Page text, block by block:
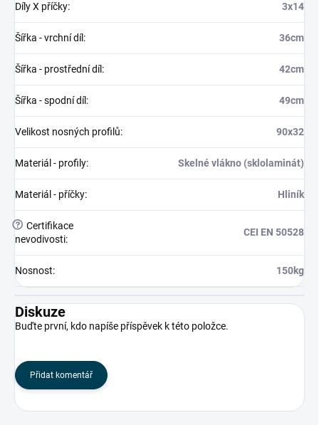
Díly X příčky: 3x14
Šířka - vrchní díl: 36cm
Šířka - prostřední díl: 42cm
Šířka - spodní díl: 49cm
Velikost nosných profilů: 90x32
Materiál - profily: Skelné vlákno (sklolaminát)
Materiál - příčky: Hliník
? Certifikace
nevodivosti:
CEI EN 50528
Nosnost: 150kg
Diskuze
Buďte první, kdo napíše příspěvek k této položce.
Přidat komentář